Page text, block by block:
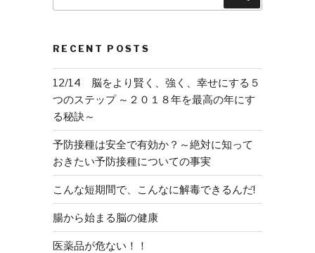
RECENT POSTS
12/14 脳をより賢く、強く、幸せにする５
つのステップ ～２０１８年を最高の年にす
る秘訣～
予防接種は安全で有効か？～絶対に知って
おきたい予防接種についての事実
こんな短期間で、こんなに解毒できるんだ!
腸から始まる脳の健康
医薬品が危ない！！